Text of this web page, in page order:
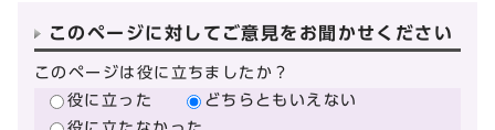
このページに対してご意見をお聞かせください
このページは役に立ちましたか？
役に立った
どちらともいえない